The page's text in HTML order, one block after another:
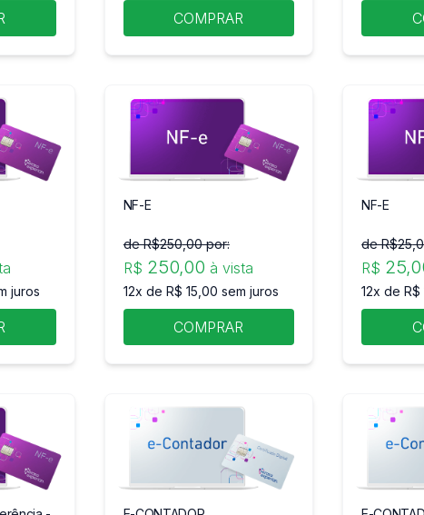
COMPRAR
juros
NF-E
de R$250,00 por:
R$ 250,00 à vista
12x de R$ 15,00 sem juros
COMPRAR
NF-E
de R$25
R$ 25
12x de R$